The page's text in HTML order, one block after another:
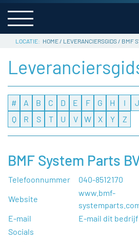
SERVICE
HOME/ LEVERANCIERSGIDS/ BMF
# A B C D E F G H I J
Q
R S T U V W X Y Z
BMF System Parts
Telefoonnummer
040-8512170
Website
www.bmf-
E-mail
E-mail dit bedrijf
Socials